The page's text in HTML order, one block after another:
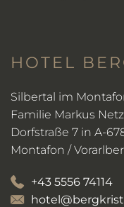
HOTEL
Silbertal im
Familie Markus
Dorfstraße 7 in A-
Montafon /
+43 5556 74114